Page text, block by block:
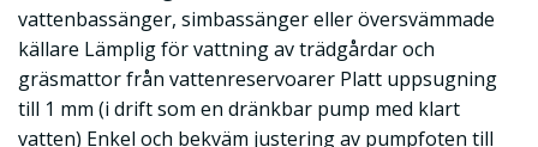
vattenbassänger, simbassänger eller översvämmade
källare Lämplig för vattning av trädgårdar och
gräsmattor från vattenreservoarer Platt uppsugning
till 1 mm (i drift som en dränkbar pump med klart
vatten) Enkel och bekväm justering av pumpfoten till